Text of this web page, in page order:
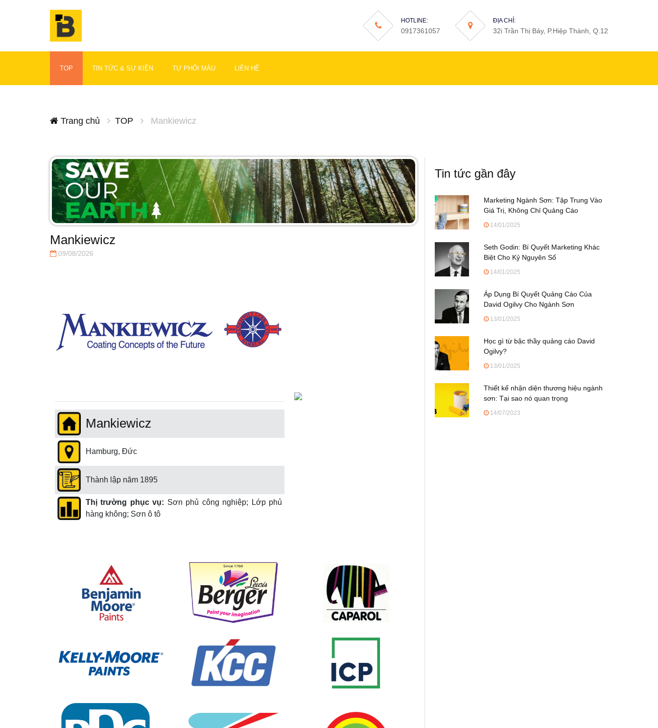
HOTLINE:
0917361057
ĐỊA CHỈ:
32i Trần Thị Bảy, P.Hiệp Thành, Q.12
TOP TIN TỨC & SỰ KIỆN TỰ PHỐI MÀU LIÊN HỆ
Trang chủ TOP Mankiewicz
Mankiewicz
09/08/2026
Mankiewicz
Hamburg, Đức
Thành lập năm 1895
Thị trường phục vụ: Sơn phủ công nghiệp; Lớp phủ
hàng không; Sơn ô tô
Tin tức gần đây
Marketing Ngành Sơn: Tập Trung Vào
Giá Trị, Không Chỉ Quảng Cáo
14/01/2025
Seth Godin: Bí Quyết Marketing Khác
Biệt Cho Kỷ Nguyên Số
14/01/2025
Áp Dụng Bí Quyết Quảng Cáo Của
David Ogilvy Cho Ngành Sơn
13/01/2025
Học gì từ bậc thầy quảng cáo David
Ogilvy?
13/01/2025
Thiết kế nhận diện thương hiệu ngành
sơn: Tại sao nó quan trọng
14/07/2023